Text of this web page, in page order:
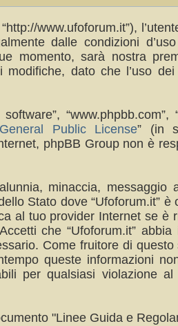
www.ufoforum.it”),
dalle condizioni
momento, sarà nostra
dato che l’uso
General Public License” (in
phpBB Group non è
minaccia,
Stato dove “Ufoforum.it”
al tuo provider Internet se
che “Ufoforum.it”
Come fruitore di
queste informazioni
per qualsiasi violazione
"Linee Guida e